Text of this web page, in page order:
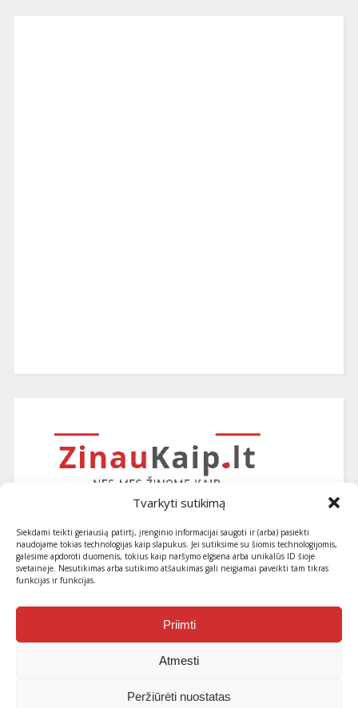
Tvarkyti sutikimą
Siekdami teikti geriausią patirtį, įrenginio informacijai saugoti ir (arba) pasiekti
naudojame tokias technologijas kaip slapukus. Jei sutiksime su šiomis technologijomis,
galėsime apdoroti duomenis, tokius kaip naršymo elgsena arba unikalūs ID šioje
svetainėje. Nesutikimas arba sutikimo atšaukimas gali neigiamai paveikti tam tikras
funkcijas ir funkcijas.
Priimti
Atmesti
Peržiūrėti nuostatas
Užsiprenumeruokite naujausius
straipsnius ir patarimus